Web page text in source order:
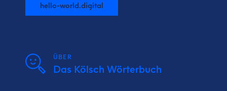
hello-world.digital
ÜBER
Das Kölsch Wörterbuch